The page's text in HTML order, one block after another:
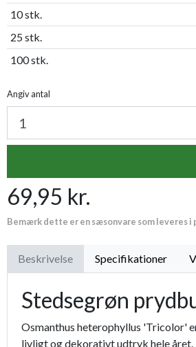
10 stk.
25 stk.
100 stk.
Angiv antal
69,95 kr.
Bemærk dette er en sæsonvare som leveres i
Beskrivelse Specifikationer
Stedsegrøn
Osmanthus heterophyllus 'Tricolor'
livligt og dekorativt udtryk hele året.